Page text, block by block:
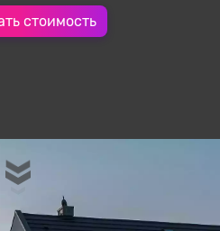
стоимость